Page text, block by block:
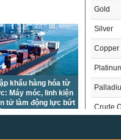
khẩu hàng hóa từ
Máy móc, linh kiện
tử làm động lực bứt
Gold
Silver
Copper
Crude